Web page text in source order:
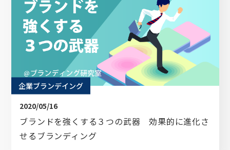
企業ブランデイング
2020/05/16
ブランドを強くする３つの武器 効果的に進化さ
せるブランディング
ブランディングのヒントが詰まった
オリジナル資料をプレゼントいたします。
企業名
お名前